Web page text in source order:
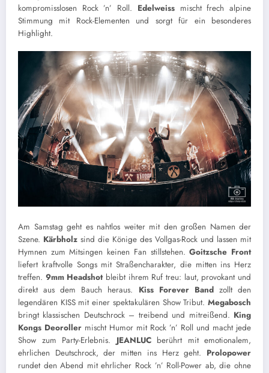
kompromisslosen Rock ’n’ Roll. Edelweissmischt frech alpine
Stimmung mit Rock-Elementen und sorgt für ein besonderes
Highlight.
Am Samstag geht es nahtlos weiter mit den großen Namen der
Szene. Kärbholz sind die Könige des Vollgas-Rock und lassen mit
Hymnen zum Mitsingen keinen Fan stillstehen.Goitzsche Front
liefert kraftvolle Songs mit Straßencharakter, die mitten ins Herz
treffen. 9mm Headshotbleibt ihrem Ruf treu: laut, provokant und
direkt aus dem Bauch heraus. Kiss Forever Bandzollt den
legendären KISS mit einer spektakulären Show Tribut. Megabosch
bringt klassischen Deutschrock – treibend und mitreißend. King
Kongs Deoroller mischt Humor mit Rock ’n’ Roll und macht jede
Show zum Party-Erlebnis. JEANLUCberührt mit emotionalem,
ehrlichen Deutschrock, der mitten ins Herz geht. Prolopower
rundet den Abend mit ehrlicher Rock ’n’ Roll-Power ab, die ohne